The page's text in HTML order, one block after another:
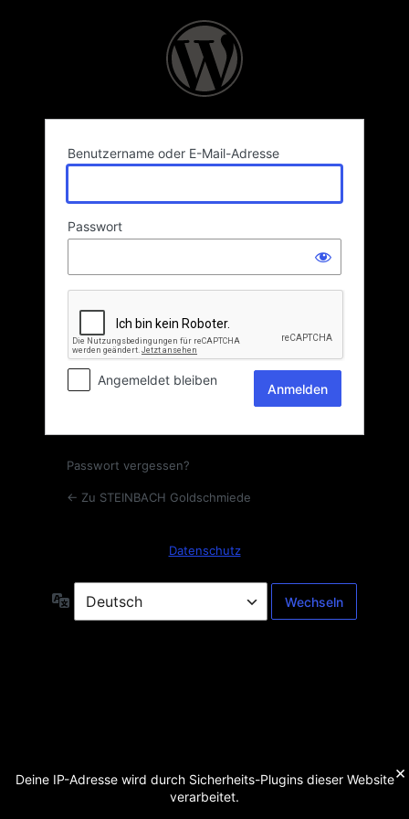
Benutzername oder E-Mail-Adresse
Passwort
Angemeldet bleiben
Passwort vergessen?
← Zu STEINBACH Goldschmiede
Datenschutz
Sprache
Deine IP-Adresse wird durch Sicherheits-Plugins dieser Website
verarbeitet.
×